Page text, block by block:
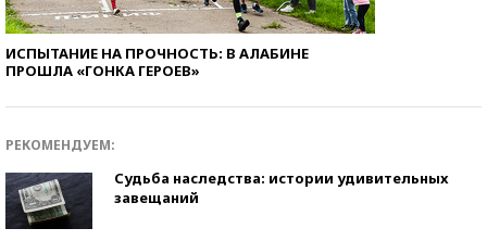
ИСПЫТАНИЕ НА ПРОЧНОСТЬ: В АЛАБИНЕ
ПРОШЛА «ГОНКА ГЕРОЕВ»
РЕКОМЕНДУЕМ:
Судьба наследства: истории удивительных
завещаний